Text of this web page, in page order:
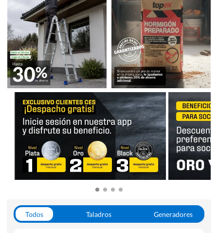
Todos Taladros
Generadores